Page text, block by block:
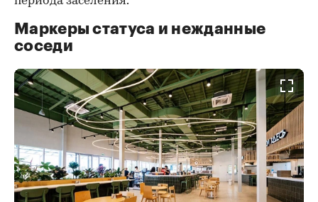
Маркеры статуса и нежданные
соседи